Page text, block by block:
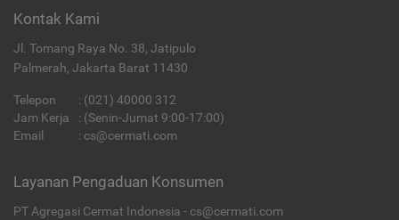
Kontak Kami
Jl. Tomang Raya No. 38, Jatipulo
Palmerah, Jakarta Barat 11430
Telepon : (021) 40000 312
Jam Kerja
: (Senin-Jumat 9:00-17:00)
Email
: cs@cermati.com
Layanan Pengaduan Konsumen
PT Agregasi Cermat Indonesia - cs@cermati.com